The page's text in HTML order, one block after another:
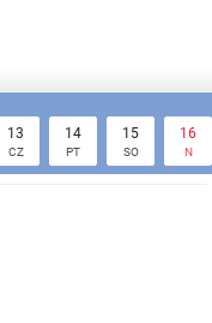
13
CZ
14
PT
15
SO
16
N